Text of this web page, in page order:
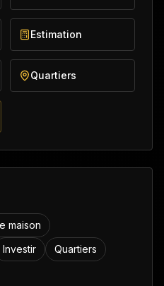
Estimation
Quartiers
maison
Investir
Quartiers